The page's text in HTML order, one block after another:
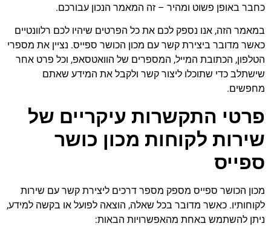
כחבר באופן פשוט ומהיר – זה המאמר הנכון עבורכם.
במאמר הזה, אנו נספק לכם את כל הפרטים שיהיו לכם רלוונטיים
כאשר מדובר ביצירת קשר עם מכון הכושר ספייס. נציין את מספרי
הטלפון, הכתובת המייל, המספרים של הוואטסאפ, וכל פרט אחר
שישתלב כדי שתוכלו ליצור קשר ולקבל את המידע שאתם
מחפשים.
פרטי התקשרות עיקריים של
שירות לקוחות מכון כושר
ספייס
מכון הכושר ספייס מספק מספר דרכים ליצירת קשר עם שירות
לקוחותיו. כאשר מדובר בכל שאלה, הוצאה לפועל או בקשה למידע,
ניתן להשתמש באחת מהאפשרויות הבאות: